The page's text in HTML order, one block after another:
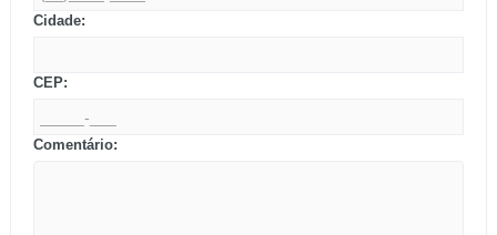
Cidade:
CEP:
Comentário: